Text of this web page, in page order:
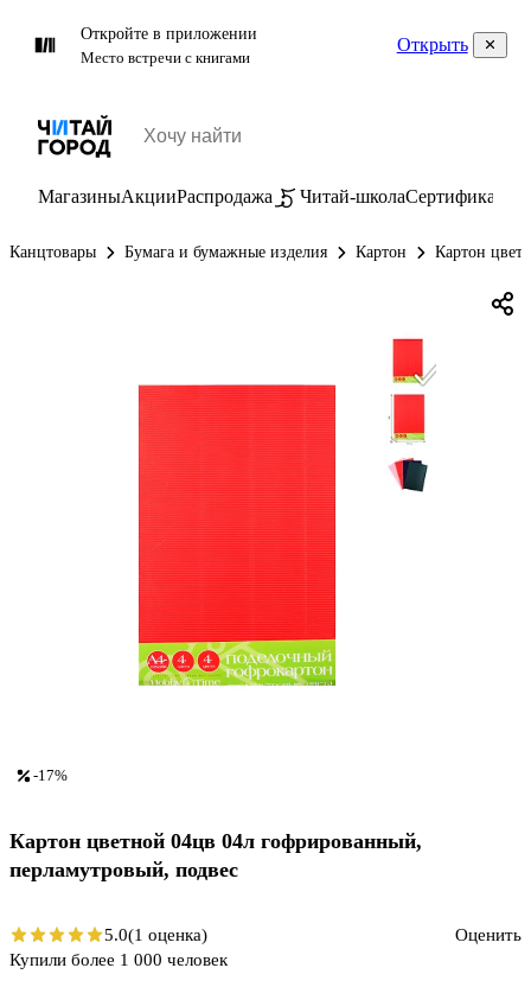
Откройте в приложении
Место встречи с книгами
Открыть
МагазиныАкцииРаспродажа Читай-школаСертификаты
Канцтовары Бумага и бумажные изделия Картон Картон
-17%
Картон цветной 04цв 04л гофрированный,
перламутровый, подвес
5.0(1 оценка)
Оценить
Купили более 1 000 человек